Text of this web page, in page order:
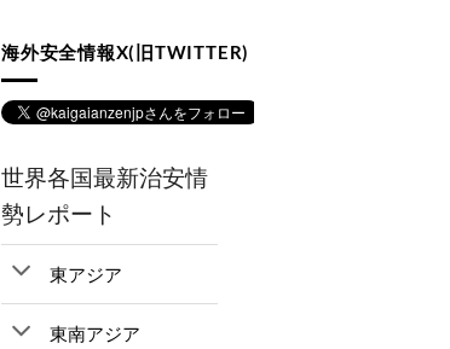
海外安全情報X(旧TWITTER)
世界各国最新治安情
勢レポート
東アジア
東南アジア